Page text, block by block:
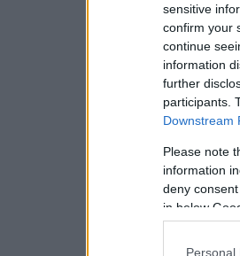
sensitive
confirm your
continue
information
further
participants.
Downstream
Please note
information
deny
in below
Personal